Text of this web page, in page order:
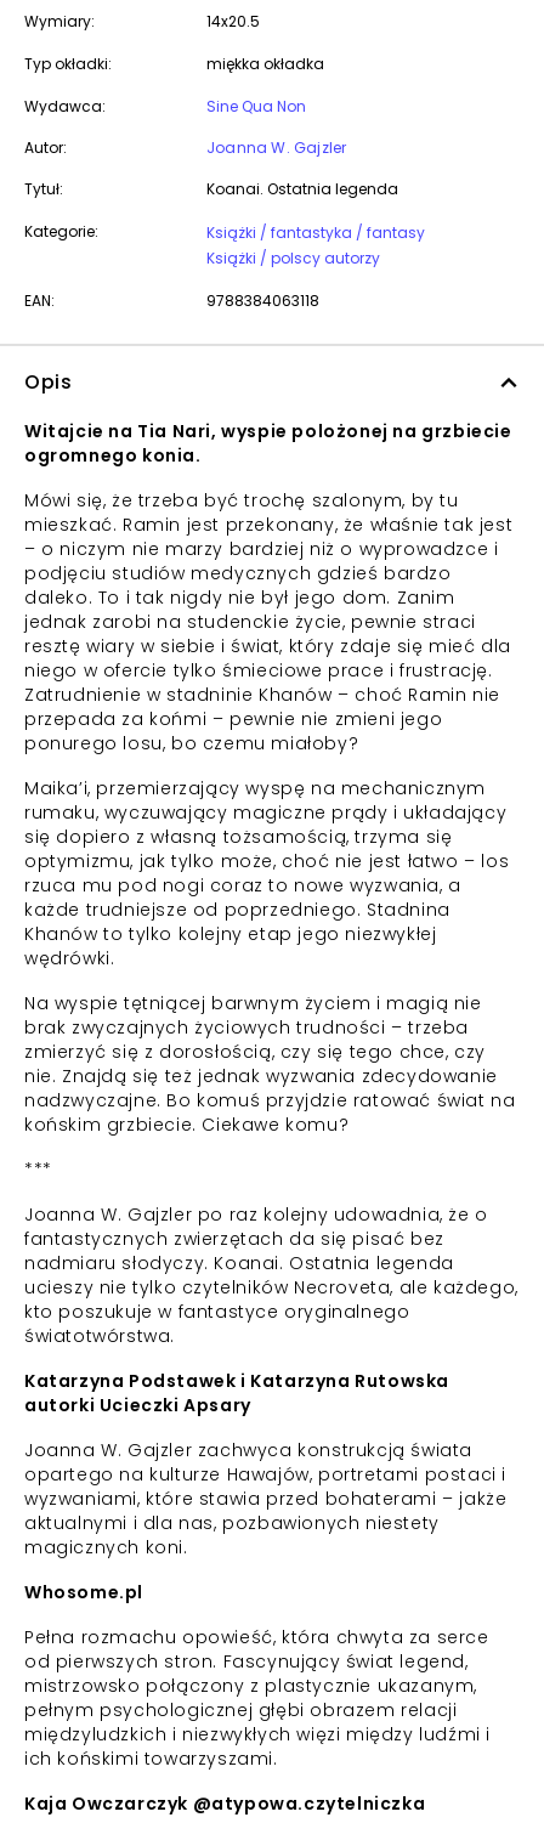
Wymiary: 14x20.5
Typ okładki: miękka okładka
Wydawca:
Sine Qua Non
Autor:
Joanna W. Gajzler
Tytuł:
Koanai. Ostatnia legenda
Kategorie:
Książki / fantastyka / fantasy
Książki / polscy autorzy
EAN: 9788384063118
Opis
Witajcie na Tia Nari, wyspie polożonej na grzbiecie
ogromnego konia.
Mówi się, że trzeba być trochę szalonym, by tu
mieszkać. Ramin jest przekonany, że właśnie tak jest
– o niczym nie marzy bardziej niż o wyprowadzce i
podjęciu studiów medycznych gdzieś bardzo
daleko. To i tak nigdy nie był jego dom. Zanim
jednak zarobi na studenckie życie, pewnie straci
resztę wiary w siebie i świat, który zdaje się mieć dla
niego w ofercie tylko śmieciowe prace i frustrację.
Zatrudnienie w stadninie Khanów – choć Ramin nie
przepada za końmi – pewnie nie zmieni jego
ponurego losu, bo czemu miałoby?
Maika’i, przemierzający wyspę na mechanicznym
rumaku, wyczuwający magiczne prądy i układający
się dopiero z własną tożsamością, trzyma się
optymizmu, jak tylko może, choć nie jest łatwo – los
rzuca mu pod nogi coraz to nowe wyzwania, a
każde trudniejsze od poprzedniego. Stadnina
Khanów to tylko kolejny etap jego niezwykłej
wędrówki.
Na wyspie tętniącej barwnym życiem i magią nie
brak zwyczajnych życiowych trudności – trzeba
zmierzyć się z dorosłością, czy się tego chce, czy
nie. Znajdą się też jednak wyzwania zdecydowanie
nadzwyczajne. Bo komuś przyjdzie ratować świat na
końskim grzbiecie. Ciekawe komu?
***
Joanna W. Gajzler po raz kolejny udowadnia, że o
fantastycznych zwierzętach da się pisać bez
nadmiaru słodyczy. Koanai. Ostatnia legenda
ucieszy nie tylko czytelników Necroveta, ale każdego,
kto poszukuje w fantastyce oryginalnego
światotwórstwa.
Katarzyna Podstawek i Katarzyna Rutowska
autorki Ucieczki Apsary
Joanna W. Gajzler zachwyca konstrukcją świata
opartego na kulturze Hawajów, portretami postaci i
wyzwaniami, które stawia przed bohaterami – jakże
aktualnymi i dla nas, pozbawionych niestety
magicznych koni.
Whosome.pl
Pełna rozmachu opowieść, która chwyta za serce
od pierwszych stron. Fascynujący świat legend,
mistrzowsko połączony z plastycznie ukazanym,
pełnym psychologicznej głębi obrazem relacji
międzyludzkich i niezwykłych więzi między ludźmi i
ich końskimi towarzyszami.
Kaja Owczarczyk @atypowa.czytelniczka